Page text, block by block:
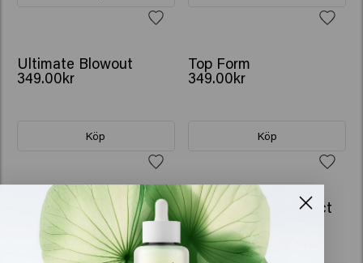
Ultimate Blowout
349.00kr
Köp
Top Form
349.00kr
Köp
1922 By J.M. Keune
Classic Gel
269.00kr
Color Brillianz Protect
Spray
299.00kr